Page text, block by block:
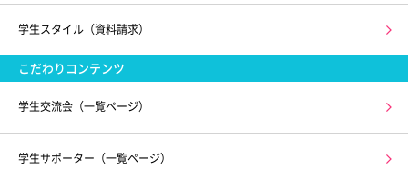
学生スタイル（資料請求）
こだわりコンテンツ
学生交流会（一覧ページ）
学生サポーター（一覧ページ）